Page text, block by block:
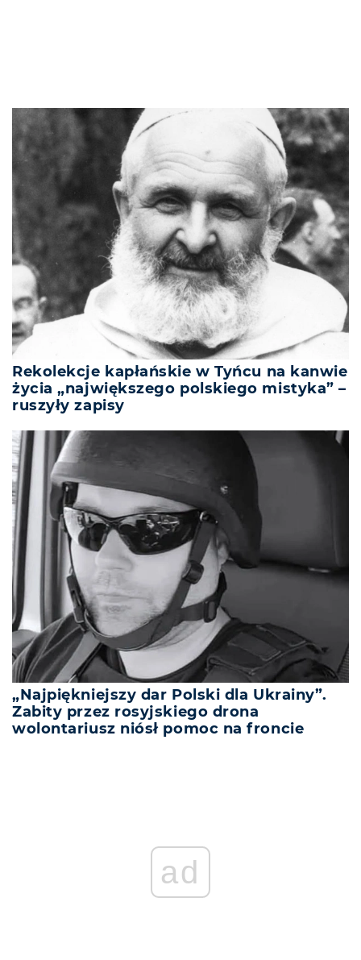
Rekolekcje kapłańskie w Tyńcu na kanwie
życia „największego polskiego mistyka” –
ruszyły zapisy
„Najpiękniejszy dar Polski dla Ukrainy”.
Zabity przez rosyjskiego drona
wolontariusz niósł pomoc na froncie
ad